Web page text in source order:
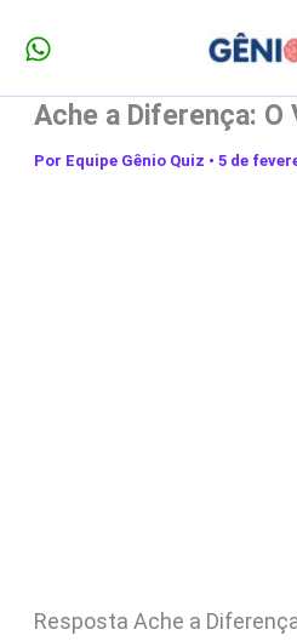
para
conteúdo
Ache a Diferença: O
Por Equipe Gênio Quiz • 5 de
Resposta Ache a